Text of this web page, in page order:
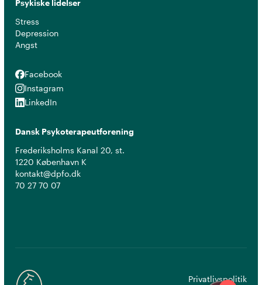
Psykiske lidelser
Stress
Depression
Angst
Facebook
Facebook
Instagram
Instagram
LinkedIn
LinkedIn
Dansk Psykoterapeutforening
Frederiksholms Kanal 20, st.
1220 København K
kontakt@dpfo.dk
70 27 70 07
Privatlivspolitik